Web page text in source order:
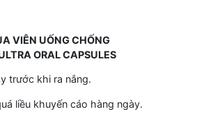
VIÊN UỐNG CHỐNG
ORAL CAPSULES
trước khi ra nắng.
liều khuyến cáo hàng ngày.